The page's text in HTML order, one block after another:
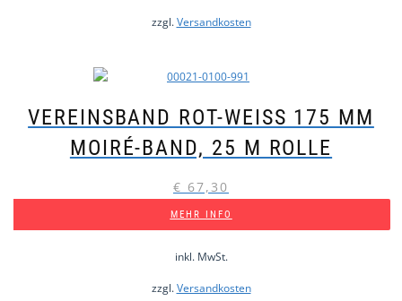
zzgl.Versandkosten
VEREINSBAND ROT-WEISS 175 MM M
OIRÉ-BAND, 25 M ROLLE
€ 67,30
MEHR INFO
inkl. MwSt.
zzgl.Versandkosten